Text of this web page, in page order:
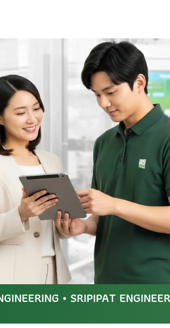
• SRIPIPAT